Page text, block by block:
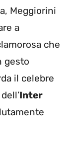
Meggiorini
a
che
gesto
il celebre
Inter